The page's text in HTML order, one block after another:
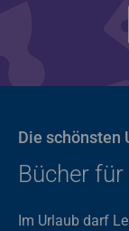
Die schönsten
Bücher
Im Urlaub darf